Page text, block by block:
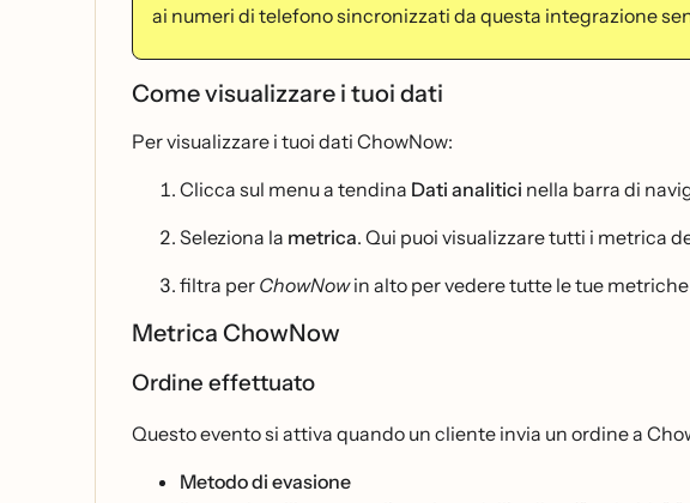
ai numeri di telefono sincronizzati da questa integrazione
Come visualizzare i tuoi dati
Per visualizzare i tuoi dati ChowNow:
Clicca sul menu a tendina Dati analitici nella barra di
Seleziona la metrica. Qui puoi visualizzare tutti i metrica
filtra per ChowNowin alto per vedere tutte le tue
Metrica ChowNow
Ordine effettuato
Questo evento si attiva quando un cliente invia un ordine a
Metodo di evasione